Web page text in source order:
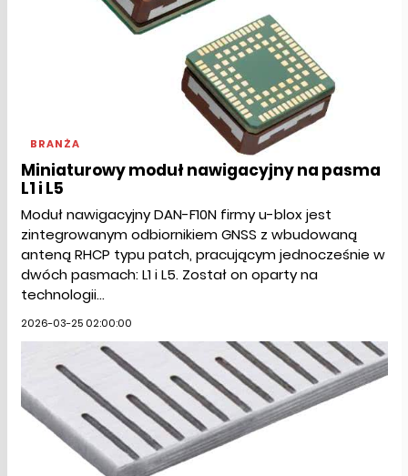
BRANŻA
Miniaturowy moduł nawigacyjny na pasma
L1 i L5
Moduł nawigacyjny DAN-F10N firmy u-blox jest
zintegrowanym odbiornikiem GNSS z wbudowaną
anteną RHCP typu patch, pracującym jednocześnie w
dwóch pasmach: L1 i L5. Został on oparty na
technologii...
2026-03-25 02:00:00